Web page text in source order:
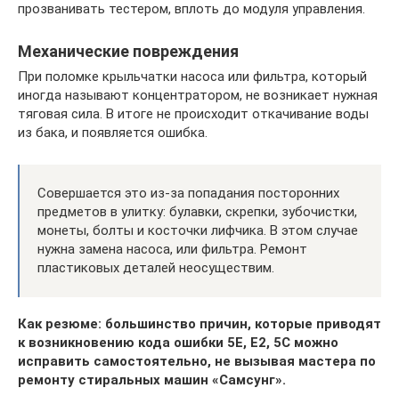
прозванивать тестером, вплоть до модуля управления.
Механические повреждения
При поломке крыльчатки насоса или фильтра, который
иногда называют концентратором, не возникает нужная
тяговая сила. В итоге не происходит откачивание воды
из бака, и появляется ошибка.
Совершается это из-за попадания посторонних
предметов в улитку: булавки, скрепки, зубочистки,
монеты, болты и косточки лифчика. В этом случае
нужна замена насоса, или фильтра. Ремонт
пластиковых деталей неосуществим.
Как резюме: большинство причин, которые приводят
к возникновению кода ошибки 5E, E2, 5C можно
исправить самостоятельно, не вызывая мастера по
ремонту стиральных машин «Самсунг».